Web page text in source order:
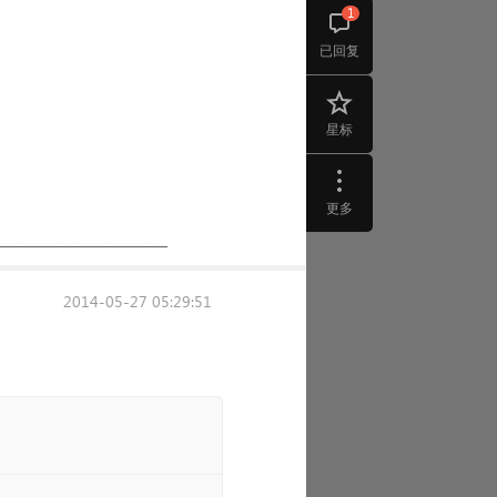
已回复
1
星标
更多
2014-05-27 05:29:51